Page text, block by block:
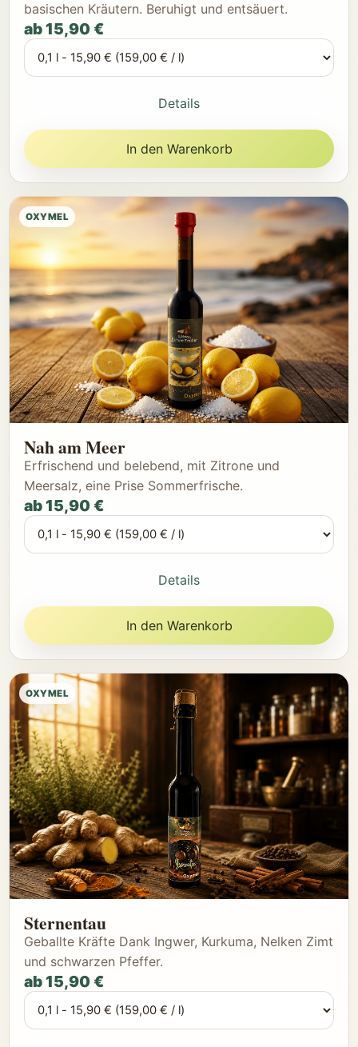
basischen Kräutern. Beruhigt und entsäuert.
ab 15,90 €
Details
In den Warenkorb
OXYMEL
Nah am Meer
Erfrischend und belebend, mit Zitrone und
Meersalz, eine Prise Sommerfrische.
ab 15,90 €
Details
In den Warenkorb
OXYMEL
Sternentau
Geballte Kräfte Dank Ingwer, Kurkuma, Nelken Zimt
und schwarzen Pfeffer.
ab 15,90 €